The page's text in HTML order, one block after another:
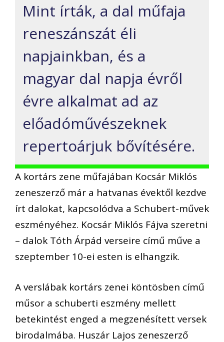
Mint írták, a dal műfaja
reneszánszát éli
napjainkban, és a
magyar dal napja évről
évre alkalmat ad az
előadóművészeknek
repertoárjuk bővítésére.
A kortárs zene műfajában Kocsár Miklós
zeneszerző már a hatvanas évektől kezdve
írt dalokat, kapcsolódva a Schubert-művek
eszményéhez. Kocsár Miklós Fájva szeretni
– dalok Tóth Árpád verseire című műve a
szeptember 10-ei esten is elhangzik.
A verslábak kortárs zenei köntösben című
műsor a schuberti eszmény mellett
betekintést enged a megzenésített versek
birodalmába. Huszár Lajos zeneszerző